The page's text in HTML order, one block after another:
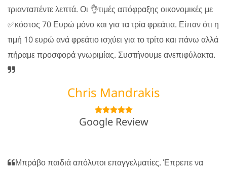
τριανταπέντε λεπτά. Οι 👌τιμές απόφραξης οικονομικές με
✅κόστος 70 Ευρώ μόνο και για τα τρία φρεάτια. Είπαν ότι η
τιμή 10 ευρώ ανά φρεάτιο ισχύει για το τρίτο και πάνω αλλά
πήραμε προσφορά γνωριμίας. Συστήνουμε ανεπιφύλακτα.
Chris Mandrakis
Google Review
Μπράβο παιδιά απόλυτοι επαγγελματίες. Έπρεπε να